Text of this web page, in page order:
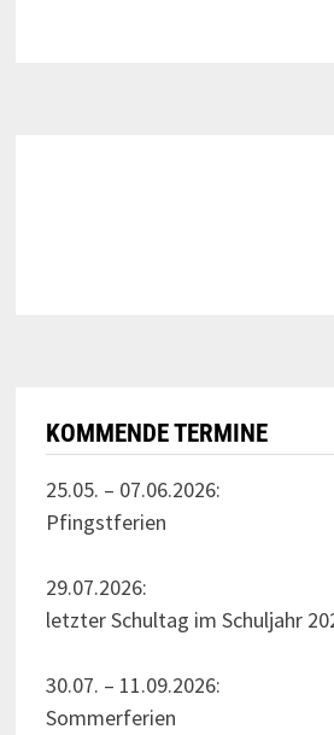
KOMMENDE TERMINE
25.05. – 07.06.2026:
Pfingstferien
29.07.2026:
letzter Schultag im Schuljahr
30.07. – 11.09.2026:
Sommerferien